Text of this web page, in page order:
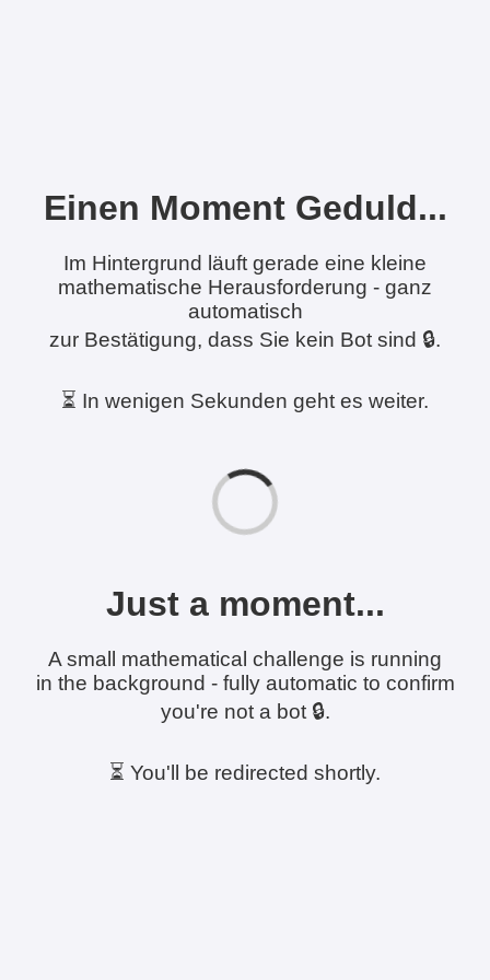
Einen Moment Geduld...
Im Hintergrund läuft gerade eine kleine
mathematische Herausforderung - ganz
automatisch
zur Bestätigung, dass Sie kein Bot sind 🔒.
⏳ In wenigen Sekunden geht es weiter.
Just a moment...
A small mathematical challenge is running
in the background - fully automatic to confirm
you're not a bot 🔒.
⏳ You'll be redirected shortly.